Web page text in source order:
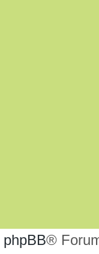
phpBB®